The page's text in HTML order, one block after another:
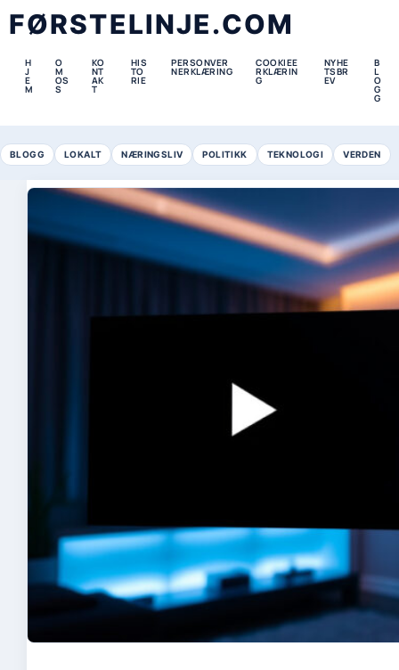
FØRSTELINJE.COM
H
J
E
M
O
M
OS
S
KO
NT
AK
T
HIS
TO
RIE
PERSONVER
NERKLÆRING
COOKIEE
RKLÆRIN
G
NYHE
TSBR
EV
B
L
O
G
G
BLOGG LOKALT NÆRINGSLIV POLITIKK TEKNOLOGI VERDEN